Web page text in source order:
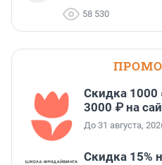
58 530
Скидка 1000
3000 ₽ на
До 31 августа,
Скидка 15%